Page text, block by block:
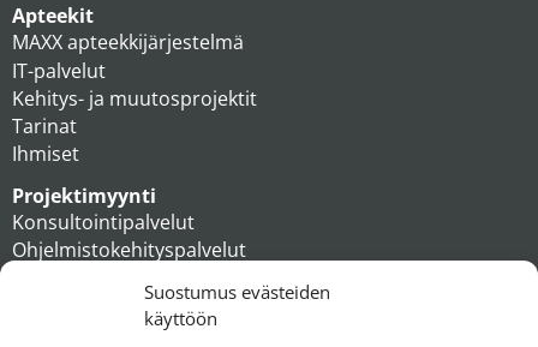
Suostumus evästeiden
käyttöön
Apteekit
MAXX apteekkijärjestelmä
IT-palvelut
Kehitys- ja muutosprojektit
Tarinat
Ihmiset
Projektimyynti
Konsultointipalvelut
Ohjelmistokehityspalvelut